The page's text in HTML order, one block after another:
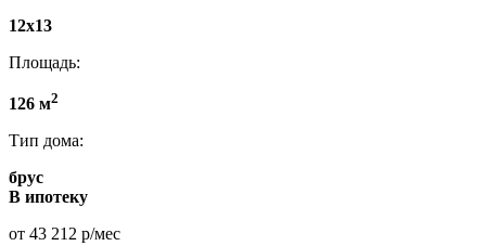
12х13
Площадь:
126 м2
Тип дома:
брус
В ипотеку
от 43 212 р/мес